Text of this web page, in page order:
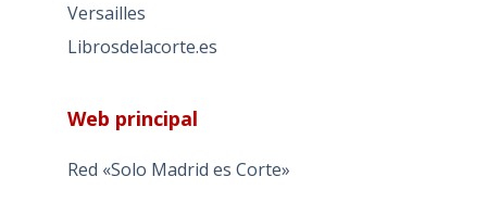
Versailles
Librosdelacorte.es
Web principal
Red «Solo Madrid es Corte»